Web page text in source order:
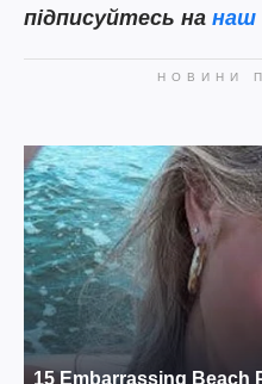
підписуйтесь на наш